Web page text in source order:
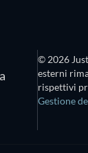
© 2026
esterni
rispettivi
Gestione